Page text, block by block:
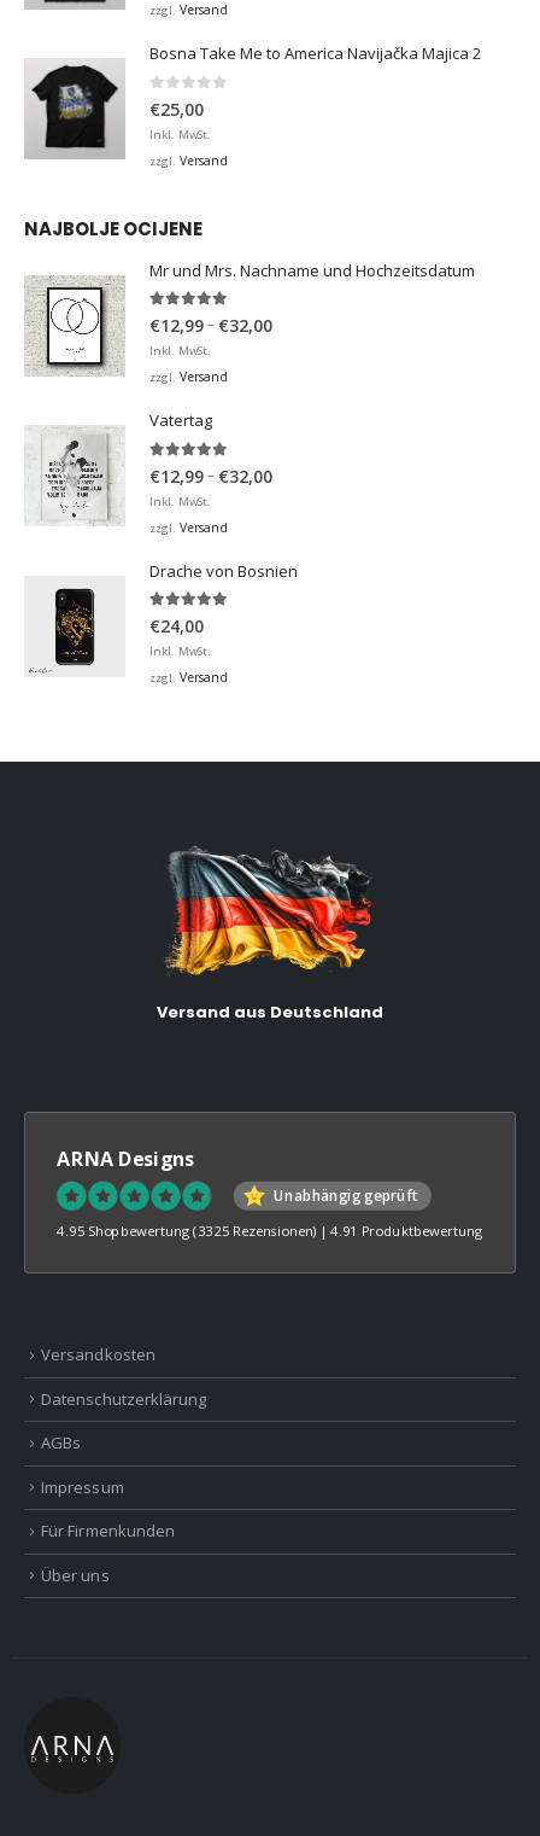
zzgl. Versand
Bosna Take Me to America Navijačka Majica 2
€25,00
Inkl. MwSt.
zzgl. Versand
NAJBOLJE OCIJENE
Mr und Mrs. Nachname und Hochzeitsdatum
5.00von 5
€12,99– €32,00Preisspanne:
Inkl. MwSt.
zzgl. Versand
Vatertag
€12,99– €32,00Preisspanne:
Inkl. MwSt.
zzgl. Versand
Drache von Bosnien
5.00von 5
€24,00
Inkl. MwSt.
zzgl. Versand
Versand aus Deutschland
ARNA Designs
Unabhängig geprüft
4.95 Shopbewertung (3325 Rezensionen) |4.91 Produktbewertung
Versandkosten
Datenschutzerklärung
AGBs
Impressum
Für Firmenkunden
Über uns